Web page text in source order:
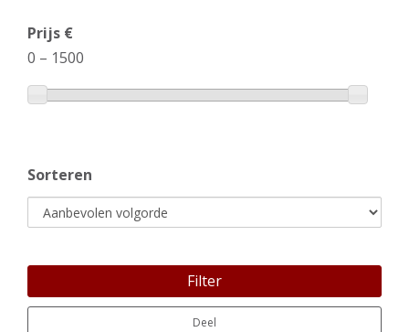
Prijs €
0 – 1500
Sorteren
Filter
Deel